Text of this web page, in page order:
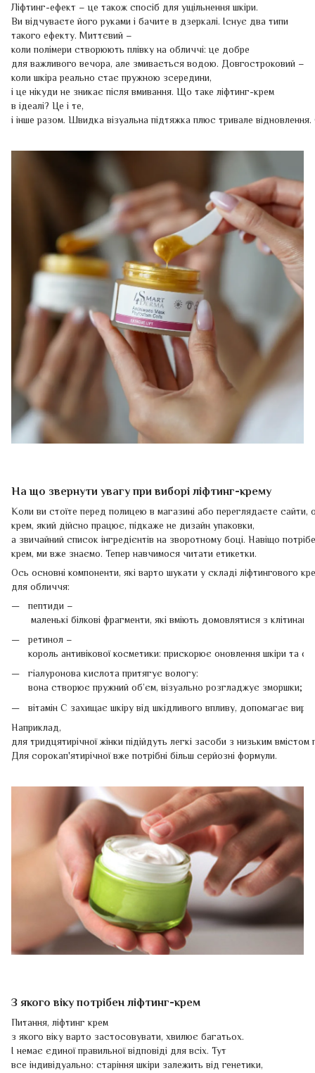
Ліфтинг-ефект – це також спосіб для ущільнення шкіри.
Ви відчуваєте його руками і бачите в дзеркалі. Існує два типи
такого ефекту. Миттєвий –
коли полімери створюють плівку на обличчі: це добре
для важливого вечора, але змивається водою. Довгостроковий –
коли шкіра реально стає пружною зсередини,
і це нікуди не зникає після вмивання. Що таке ліфтинг-крем
в ідеалі? Це і те,
і інше разом. Швидка візуальна підтяжка плюс тривале
На що звернути увагу при виборі ліфтинг-крему
Коли ви стоїте перед полицею в магазині або переглядаєте сайти,
крем, який дійсно працює, підкаже не дизайн упаковки,
а звичайний список інгредієнтів на зворотному боці. Навіщо
крем, ми вже знаємо. Тепер навчимося читати етикетки.
Ось основні компоненти, які варто шукати у складі ліфтингового
для обличчя:
пептиди –
маленькі білкові фрагменти, які вміють домовлятися з
ретинол –
король антивікової косметики: прискорює оновлення шкіри та
гіалуронова кислота притягує вологу:
вона створює пружний об’єм, візуально розгладжує зморшки;
вітамін С захищає шкіру від шкідливого впливу, допомагає
Наприклад,
для тридцятирічної жінки підійдуть легкі засоби з низьким вмістом
Для сорокап'ятирічної вже потрібні більш серйозні формули.
З якого віку потрібен ліфтинг-крем
Питання, ліфтинг крем
з якого віку варто застосовувати, хвилює багатьох.
І немає єдиної правильної відповіді для всіх. Тут
все індивідуально: старіння шкіри залежить від генетики,